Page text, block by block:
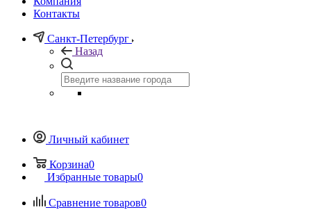
Контакты
Санкт-Петербург
Назад
Личный кабинет
Корзина0
Избранные товары0
Сравнение товаров0